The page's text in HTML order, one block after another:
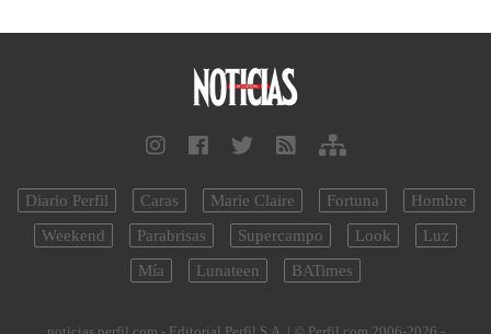
Diario Perfil Caras Marie Claire Fortuna
Hombre
Weekend
Parabrisas Supercampo Look
Luz
Mía
Lunateen BATimes